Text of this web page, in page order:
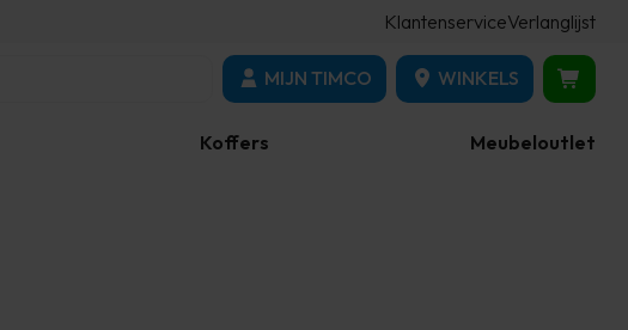
KlantenserviceVerlanglijst
MIJN TIMCO WINKELS
Koffers Meubeloutlet